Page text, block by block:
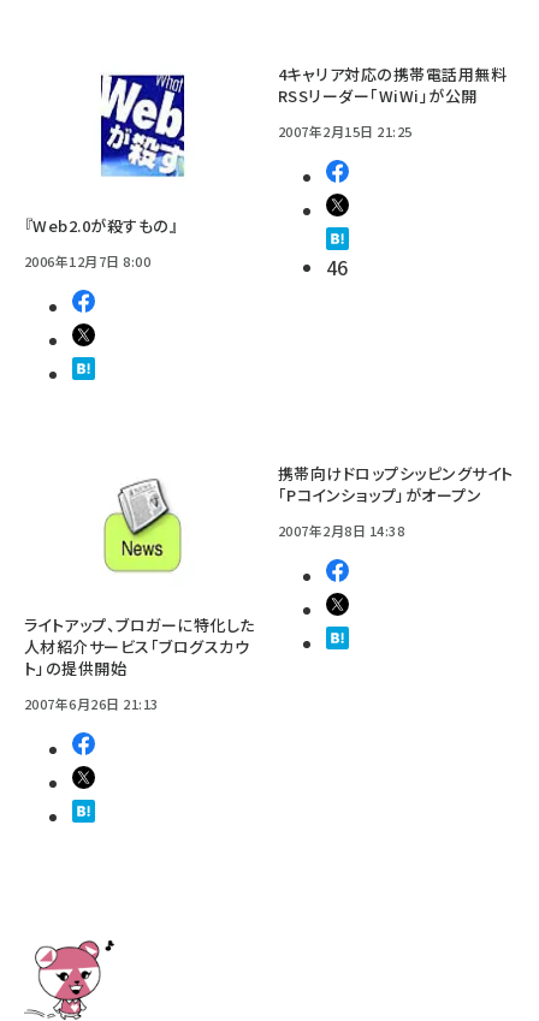
『Web2.0が殺すもの』
2006年12月7日 8:00
4キャリア対応の携帯電話用無料
RSSリーダー「WiWi」が公開
2007年2月15日 21:25
46
ライトアップ、ブロガーに特化した
人材紹介サービス「ブログスカウ
ト」の提供開始
2007年6月26日 21:13
携帯向けドロップシッピングサイト
「Pコインショップ」がオープン
2007年2月8日 14:38